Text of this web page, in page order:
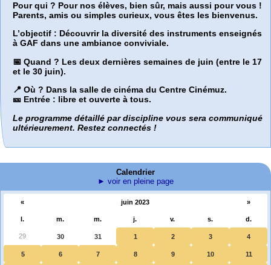
Pour qui ? Pour nos élèves, bien sûr, mais aussi pour vous !
Parents, amis ou simples curieux, vous êtes les bienvenus.
L’objectif : Découvrir la diversité des instruments enseignés
à GAF dans une ambiance conviviale.
📅 Quand ? Les deux dernières semaines de juin (entre le 17
et le 30 juin).
📍 Où ? Dans la salle de cinéma du Centre Cinémuz.
🎫 Entrée : libre et ouverte à tous.
Le programme détaillé par discipline vous sera communiqué
ultérieurement. Restez connectés !
Calendrier
► voir en pleine page
« juin 2023 »
l. m. m. j. v. s. d.
29 30 31 1 2 3 4
5 6 7 8 9 10 11